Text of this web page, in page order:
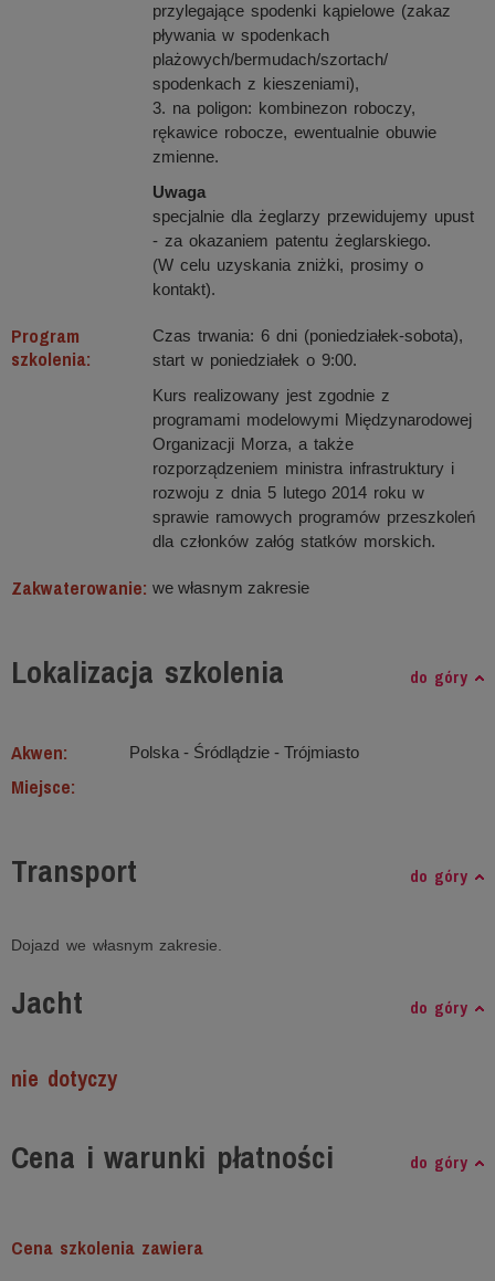
przylegające spodenki kąpielowe (zakaz
pływania w spodenkach
plażowych/bermudach/szortach/
spodenkach z kieszeniami),
3. na poligon: kombinezon roboczy,
rękawice robocze, ewentualnie obuwie
zmienne.
Uwaga
specjalnie dla żeglarzy przewidujemy upust
- za okazaniem patentu żeglarskiego.
(W celu uzyskania zniżki, prosimy o
kontakt).
Program
szkolenia:
Czas trwania: 6 dni (poniedziałek-sobota),
start w poniedziałek o 9:00.
Kurs realizowany jest zgodnie z
programami modelowymi Międzynarodowej
Organizacji Morza, a także
rozporządzeniem ministra infrastruktury i
rozwoju z dnia 5 lutego 2014 roku w
sprawie ramowych programów przeszkoleń
dla członków załóg statków morskich.
Zakwaterowanie: we własnym zakresie
Lokalizacja szkolenia do góry
Akwen: Polska - Śródlądzie ‐ Trójmiasto
Miejsce:
Transport do góry
Dojazd we własnym zakresie.
Jacht do góry
nie dotyczy
Cena i warunki płatności do góry
Cena szkolenia zawiera